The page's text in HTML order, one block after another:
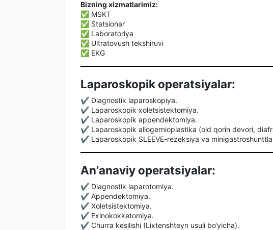
Bizning xizmatlarimiz:
✅ MSKT
✅ Statsionar
✅ Laboratoriya
✅ Ultratovush tekshiruvi
✅ EKG
Laparoskopik operatsiyalar:
✔️ Diagnostik laparoskopiya.
✔️ Laparoskopik xoletsistektomiya.
✔️ Laparoskopik appendektomiya.
✔️ Laparoskopik allogernioplastika (old qorin devori,
✔️ Laparoskopik SLEEVE-rezeksiya va
Anʼanaviy operatsiyalar:
✔️ Diagnostik laparotomiya.
✔️ Appendektomiya.
✔️ Xoletsistektomiya.
✔️ Exinokokketomiya.
✔️ Churra kesilishi (Lixtenshteyn usuli bo‘yicha).